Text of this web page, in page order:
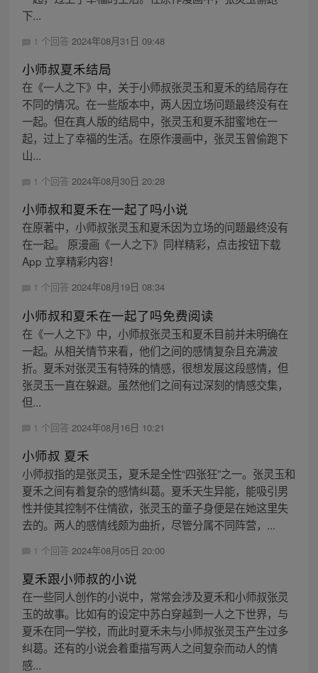
下...
1 个回答 2024年08月31日 09:48
小师叔夏禾结局
在《一人之下》中，关于小师叔张灵玉和夏禾的结局存在
不同的情况。在一些版本中，两人因立场问题最终没有在
一起。但在真人版的结局中，张灵玉和夏禾甜蜜地在一
起，过上了幸福的生活。在原作漫画中，张灵玉曾偷跑下
山...
1 个回答 2024年08月30日 20:28
小师叔和夏禾在一起了吗小说
在原著中，小师叔张灵玉和夏禾因为立场的问题最终没有
在一起。 原漫画《一人之下》同样精彩，点击按钮下载
App 立享精彩内容！
1 个回答 2024年08月19日 08:34
小师叔和夏禾在一起了吗免费阅读
在《一人之下》中，小师叔张灵玉和夏禾目前并未明确在
一起。从相关情节来看，他们之间的感情复杂且充满波
折。夏禾对张灵玉有特殊的情感，很想发展这段感情，但
张灵玉一直在躲避。虽然他们之间有过深刻的情感交集，
但...
1 个回答 2024年08月16日 10:21
小师叔 夏禾
小师叔指的是张灵玉，夏禾是全性“四张狂”之一。张灵玉和
夏禾之间有着复杂的感情纠葛。夏禾天生异能，能吸引男
性并使其控制不住情欲，张灵玉的童子身便是在她这里失
去的。两人的感情线颇为曲折，尽管分属不同阵营，...
1 个回答 2024年08月05日 20:00
夏禾跟小师叔的小说
在一些同人创作的小说中，常常会涉及夏禾和小师叔张灵
玉的故事。比如有的设定中苏白穿越到一人之下世界，与
夏禾在同一学校，而此时夏禾未与小师叔张灵玉产生过多
纠葛。还有的小说会着重描写两人之间复杂而动人的情
感...